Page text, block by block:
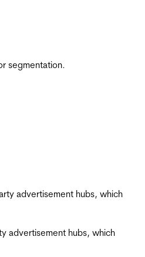
segmentation.
advertisement hubs, which
advertisement hubs, which